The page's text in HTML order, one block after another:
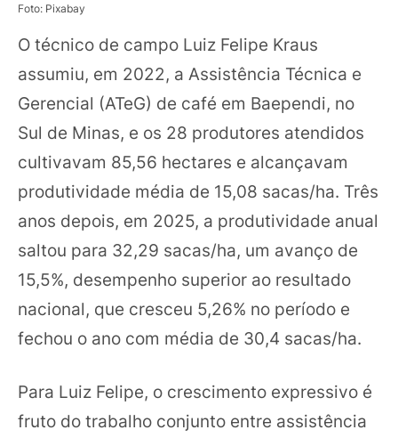
Foto: Pixabay
O técnico de campo Luiz Felipe Kraus
assumiu, em 2022, a Assistência Técnica e
Gerencial (ATeG) de café em Baependi, no
Sul de Minas, e os 28 produtores atendidos
cultivavam 85,56 hectares e alcançavam
produtividade média de 15,08 sacas/ha. Três
anos depois, em 2025, a produtividade anual
saltou para 32,29 sacas/ha, um avanço de
15,5%, desempenho superior ao resultado
nacional, que cresceu 5,26% no período e
fechou o ano com média de 30,4 sacas/ha.
Para Luiz Felipe, o crescimento expressivo é
fruto do trabalho conjunto entre assistência